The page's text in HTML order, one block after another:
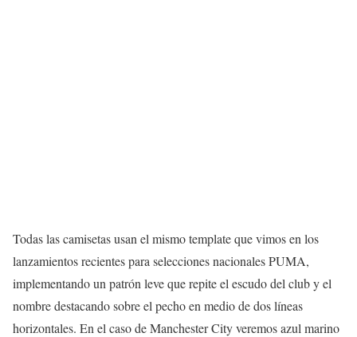
Todas las camisetas usan el mismo template que vimos en los
lanzamientos recientes para selecciones nacionales PUMA,
implementando un patrón leve que repite el escudo del club y el
nombre destacando sobre el pecho en medio de dos líneas
horizontales. En el caso de Manchester City veremos azul marino